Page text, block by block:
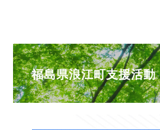
福島県浪江町支援活動